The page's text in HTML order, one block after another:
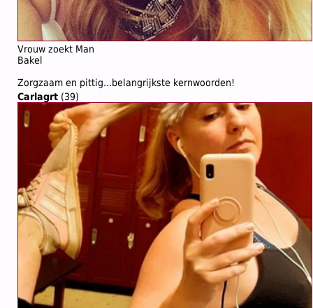
Vrouw zoekt Man
Bakel
Zorgzaam en pittig...belangrijkste kernwoorden!
Carlagrt (39)